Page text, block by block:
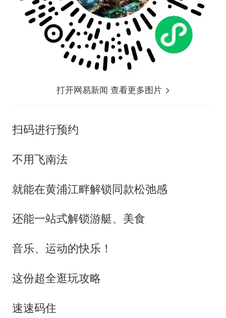
打开网易新闻 查看更多图片
扫码进行预约
不用飞南法
就能在黄浦江畔解锁同款松弛感
还能一站式解锁游艇、美食
音乐、运动的快乐！
这份超全逛玩攻略
速速码住